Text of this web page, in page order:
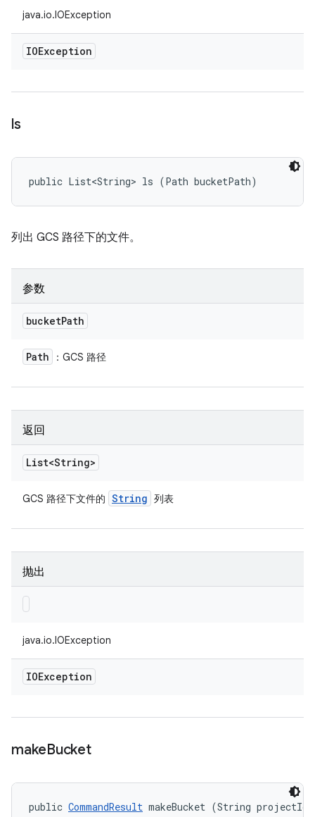
java.io.IOException
IOException
ls
public List<String> ls (Path bucketPath)
列出 GCS 路径下的文件。
参数
bucketPath
Path ：GCS 路径
返回
List<String>
GCS 路径下文件的 String 列表
抛出
java.io.IOException
IOException
makeBucket
public CommandResult makeBucket (String projectId)